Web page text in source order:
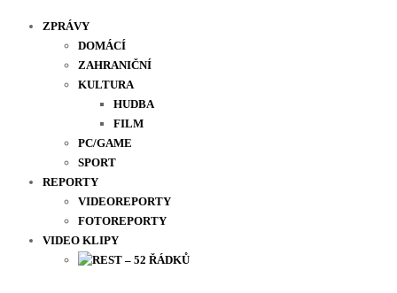
ZPRÁVY
DOMÁCÍ
ZAHRANIČNÍ
KULTURA
HUDBA
FILM
PC/GAME
SPORT
REPORTY
VIDEOREPORTY
FOTOREPORTY
VIDEO KLIPY